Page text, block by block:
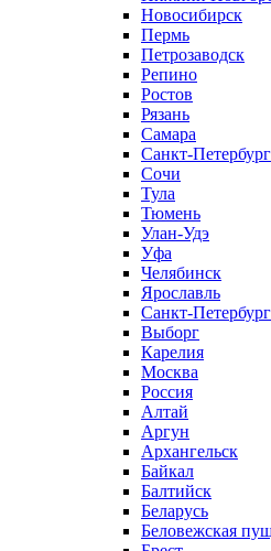
Новосибирск
Пермь
Петрозаводск
Репино
Ростов
Рязань
Самара
Санкт-Петербург
Сочи
Тула
Тюмень
Улан-Удэ
Уфа
Челябинск
Ярославль
Санкт-Петербург
Выборг
Карелия
Москва
Россия
Алтай
Аргун
Архангельск
Байкал
Балтийск
Беларусь
Беловежская